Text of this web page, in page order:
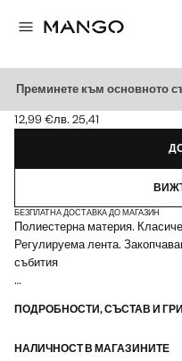
Преминете към основното
ПАПИЙОНКА С
Текуща цена [12,99 € лв. 25,41]
12,99 €лв. 25,41
Изберете цвят
БЕЗПЛАТНА ДОСТАВКА ДО МАГАЗИН
Полиестерна материя.
Регулируема лента.
събития
ПОДРОБНОСТИ, СЪСТАВ И
НАЛИЧНОСТ В МАГАЗИНИТЕ